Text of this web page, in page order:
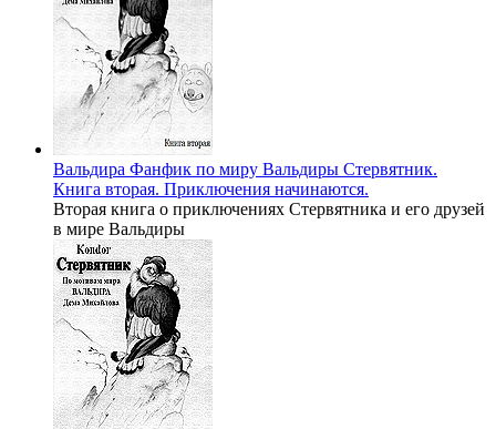
Вальдира Фанфик по миру Вальдиры Стервятник.
Книга вторая. Приключения начинаются.
Вторая книга о приключениях Стервятника и его друзей
в мире Вальдиры